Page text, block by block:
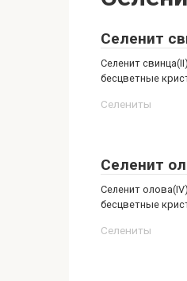
Селенит
Селенит
бесцветные
Селениты‎
Селенит
Селенит
бесцветные
Селениты‎